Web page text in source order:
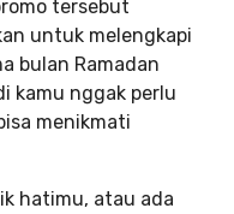
tersebut
untuk melengkapi
bulan Ramadan
kamu nggak perlu
menikmati
hatimu, atau ada